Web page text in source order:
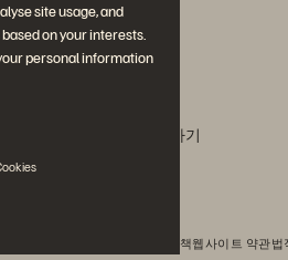
site usage, and
on your interests.
personal information
공식 소셜미디어 팔로우하기
개인정보 보호 정책웹사이트 약관법